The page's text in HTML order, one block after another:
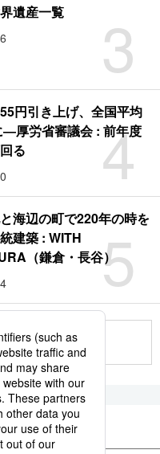
3
遺産一覧
4
円引き上げ、全国平均
―厚労省審議会 : 前年度
る
5
海辺の町で220年の時を
建築 : WITH
（鎌倉・長谷）